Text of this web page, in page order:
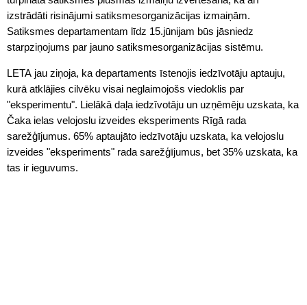
izstrādāti risinājumi satiksmesorganizācijas izmaiņām.
Satiksmes departamentam līdz 15.jūnijam būs jāsniedz
starpziņojums par jauno satiksmesorganizācijas sistēmu.
LETA jau ziņoja, ka departaments īstenojis iedzīvotāju aptauju,
kurā atklājies cilvēku visai neglaimojošs viedoklis par
"eksperimentu". Lielākā daļa iedzīvotāju un uzņēmēju uzskata, ka
Čaka ielas velojoslu izveides eksperiments Rīgā rada
sarežģījumus. 65% aptaujāto iedzīvotāju uzskata, ka velojoslu
izveides "eksperiments" rada sarežģījumus, bet 35% uzskata, ka
tas ir ieguvums.